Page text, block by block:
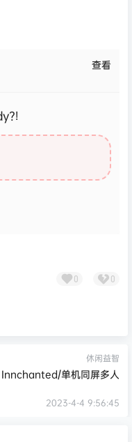
查看
0 0
休闲益智
Innchanted/单机同屏多人
2023-4-4 9:56:45